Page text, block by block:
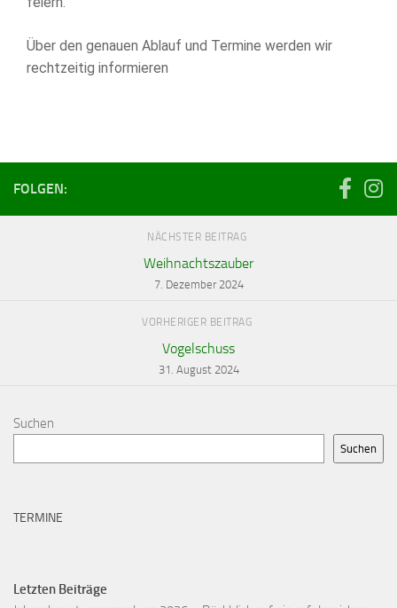
Über den genauen Ablauf und Termine werden wir
rechtzeitig informieren
FOLGEN:
NÄCHSTER BEITRAG
Weihnachtszauber
7. Dezember 2024
VORHERIGER BEITRAG
Vogelschuss
31. August 2024
Suchen
Suchen
TERMINE
Letzten Beiträge